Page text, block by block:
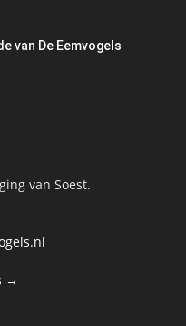
van De Eemvogels
van Soest.
→